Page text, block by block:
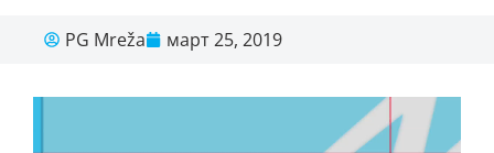
PG Mreža март 25, 2019